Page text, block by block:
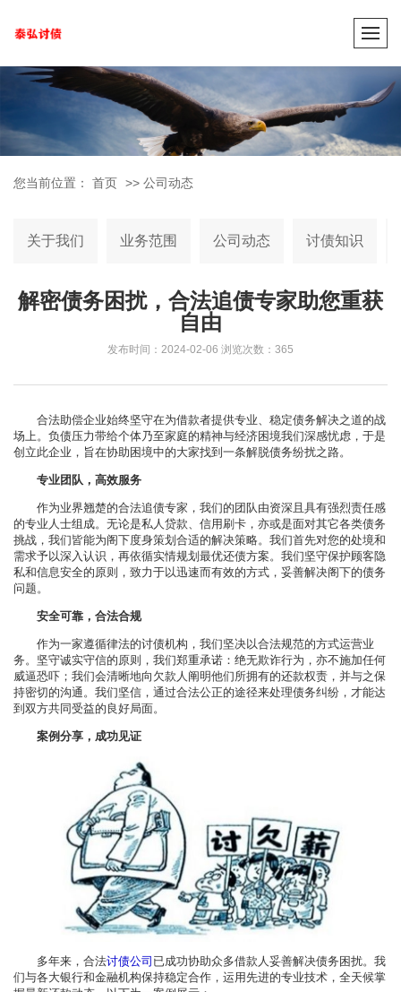
您当前位置： 首页 >> 公司动态
关于我们 业务范围 公司动态 讨债知识
解密债务困扰，合法追债专家助您重获
自由
发布时间：2024-02-06 浏览次数：365
合法助偿企业始终坚守在为借款者提供专业、稳定债务解决之道的战
场上。负债压力带给个体乃至家庭的精神与经济困境我们深感忧虑，于是
创立此企业，旨在协助困境中的大家找到一条解脱债务纷扰之路。
专业团队，高效服务
作为业界翘楚的合法追债专家，我们的团队由资深且具有强烈责任感
的专业人士组成。无论是私人贷款、信用刷卡，亦或是面对其它各类债务
挑战，我们皆能为阁下度身策划合适的解决策略。我们首先对您的处境和
需求予以深入认识，再依循实情规划最优还债方案。我们坚守保护顾客隐
私和信息安全的原则，致力于以迅速而有效的方式，妥善解决阁下的债务
问题。
安全可靠，合法合规
作为一家遵循律法的讨债机构，我们坚决以合法规范的方式运营业
务。坚守诚实守信的原则，我们郑重承诺：绝无欺诈行为，亦不施加任何
威逼恐吓；我们会清晰地向欠款人阐明他们所拥有的还款权责，并与之保
持密切的沟通。我们坚信，通过合法公正的途径来处理债务纠纷，才能达
到双方共同受益的良好局面。
案例分享，成功见证
多年来，合法讨债公司 已成功协助众多借款人妥善解决债务困扰。我
们与各大银行和金融机构保持稳定合作，运用先进的专业技术，全天候掌